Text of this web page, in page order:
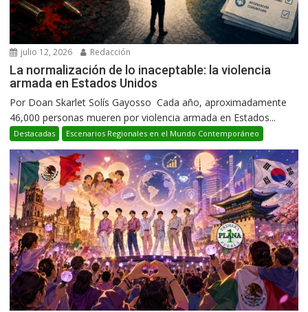
julio 12, 2026 Redacción
La normalización de lo inaceptable: la violencia
armada en Estados Unidos
Por Doan Skarlet Solís Gayosso Cada año, aproximadamente
46,000 personas mueren por violencia armada en Estados...
Destacadas Escenarios Regionales en el Mundo Contemporáneo